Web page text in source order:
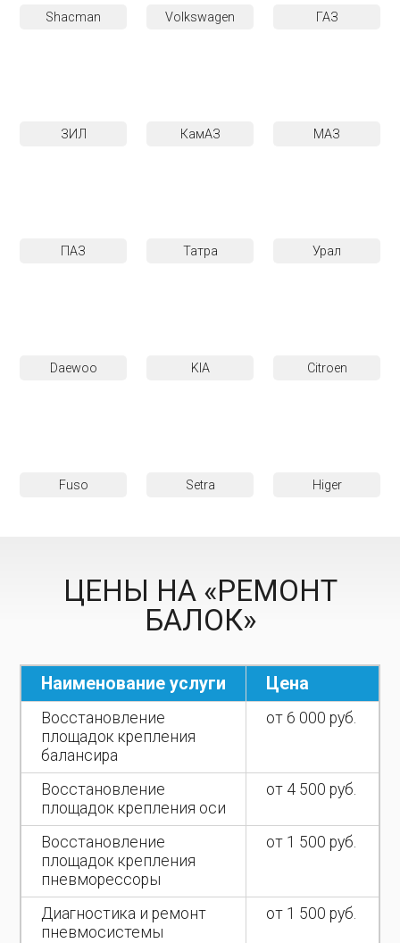
Shacman Volkswagen ГАЗ
ЗИЛ КамАЗ МАЗ
ПАЗ Татра Урал
Daewoo KIA Citroen
Fuso Setra Higer
ЦЕНЫ НА «РЕМОНТ
БАЛОК»
Наименование услуги Цена
Восстановление
площадок крепления
балансира
от 6 000 руб.
Восстановление
площадок крепления оси
от 4 500 руб.
Восстановление
площадок крепления
пневморессоры
от 1 500 руб.
Диагностика и ремонт
пневмосистемы
от 1 500 руб.